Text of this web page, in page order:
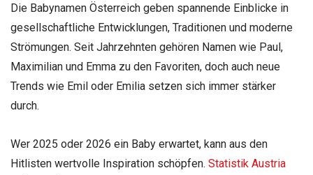
Die Babynamen Österreich geben spannende Einblicke in
gesellschaftliche Entwicklungen, Traditionen und moderne
Strömungen. Seit Jahrzehnten gehören Namen wie Paul,
Maximilian und Emma zu den Favoriten, doch auch neue
Trends wie Emil oder Emilia setzen sich immer stärker
durch.
Wer 2025 oder 2026 ein Baby erwartet, kann aus den
Hitlisten wertvolle Inspiration schöpfen. Statistik Austria